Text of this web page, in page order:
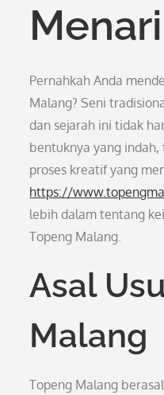
Pernahkah Anda
Malang? Seni
dan sejarah ini tidak
bentuknya yang
proses kreatif yang
https://
lebih dalam tentang
Topeng Malang.
Asal
Malang
Topeng Malang